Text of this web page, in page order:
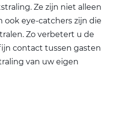
Ze zijn niet alleen
ook eye-catchers zijn die
Zo verbetert u de
contact tussen gasten
van uw eigen